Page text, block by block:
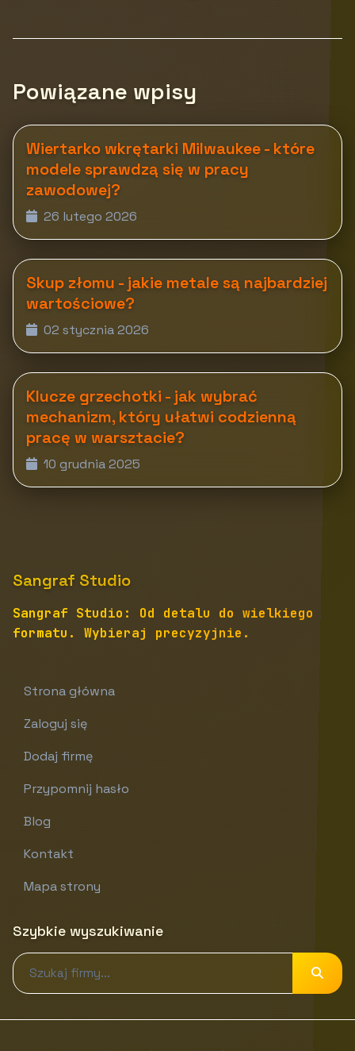
Powiązane wpisy
Wiertarko wkrętarki Milwaukee - które
modele sprawdzą się w pracy
zawodowej?
26 lutego 2026
Skup złomu - jakie metale są najbardziej
wartościowe?
02 stycznia 2026
Klucze grzechotki - jak wybrać
mechanizm, który ułatwi codzienną
pracę w warsztacie?
10 grudnia 2025
Sangraf Studio
Sangraf Studio: Od detalu do wielkiego
formatu. Wybieraj precyzyjnie.
Strona główna
Zaloguj się
Dodaj firmę
Przypomnij hasło
Blog
Kontakt
Mapa strony
Szybkie wyszukiwanie